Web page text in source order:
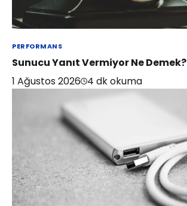
PERFORMANS
Sunucu Yanıt Vermiyor Ne Demek?
1 Ağustos 2026 4 dk okuma